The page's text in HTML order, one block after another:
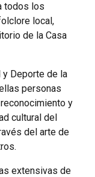
todos los
local,
de la Casa
y Deporte de la
personas
y
cultural del
del arte de
extensivas de